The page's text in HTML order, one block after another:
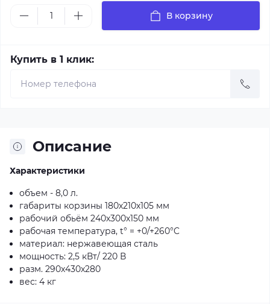
В корзину
Купить в 1 клик:
Описание
Характеристики
объем - 8,0 л.
габариты корзины 180х210х105 мм
рабочий обьём 240х300х150 мм
рабочая температура, t° = +0/+260°C
материал: нержавеющая сталь
мощность: 2,5 кВт/ 220 В
разм. 290x430x280
вес: 4 кг